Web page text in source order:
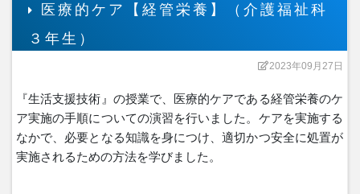
医療的ケア【経管栄養】（介護福祉科
３年生）
2023年09月27日
『生活支援技術』の授業で、医療的ケアである経管栄養のケ
ア実施の手順についての演習を行いました。ケアを実施する
なかで、必要となる知識を身につけ、適切かつ安全に処置が
実施されるための方法を学びました。